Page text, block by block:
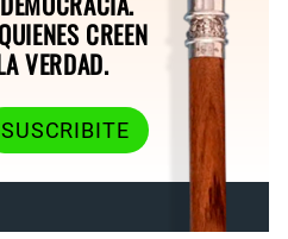
CREEN
VERDAD.
SUSCRIBITE